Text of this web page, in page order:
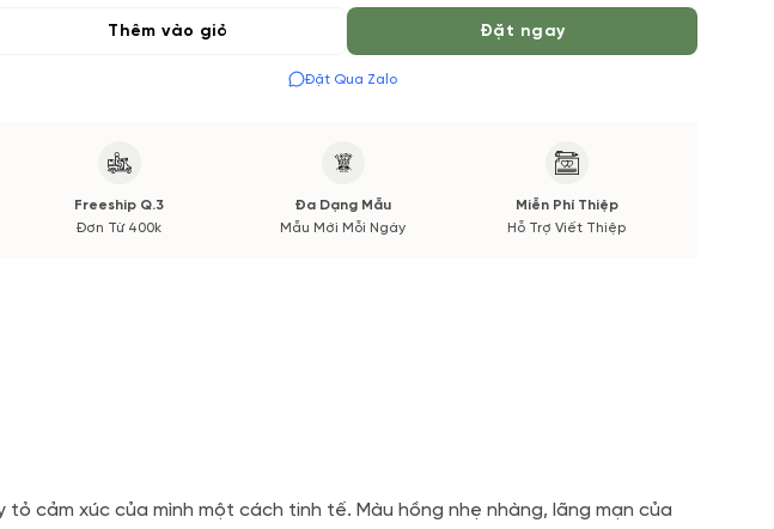
Phụ kiện & giấy gói
Sản phẩm hoa chụp mẫu trực tiếp từ Vuonhoatuoi.vn. Bởi vì: một số loại hoa
đảm bảo định lượng, tone màu, kiểu dáng cũng như chất lượng hoa tươi
và đầy đặn nhất. Bạn sẽ nhận được ảnh chụp trước khi chúng mình giao hoa.
Thêm vào giỏ Đặt ngay
Đặt Qua Zalo
Freeship Q.3
Đơn Từ 400k
Đa Dạng Mẫu
Mẫu Mới Mỗi Ngày
Miễn Phí Thiệp
Hỗ Trợ Viết Thiệp
cảm xúc của mình một cách tinh tế. Màu hồng nhẹ nhàng, lãng mạn của